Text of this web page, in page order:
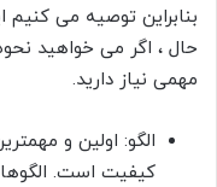
بنابراین توصیه می کنیم
حال ، اگر می خواهید نحوه
مهمی نیاز دارید.
الگو: اولین و
کیفیت است.